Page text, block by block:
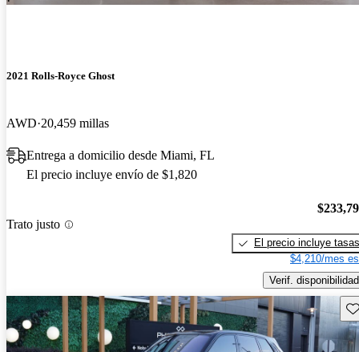
2021 Rolls-Royce Ghost
AWD 20,459 millas
Entrega a domicilio desde Miami, FL
El precio incluye envío de $1,820
Trato justo
El precio incluye tasas
$4,210/mes
Verif. disponibilidad